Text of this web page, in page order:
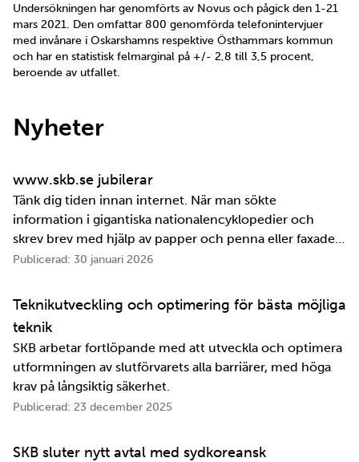
Undersökningen har genomförts av Novus och pågick den 1-21
mars 2021. Den omfattar 800 genomförda telefonintervjuer
med invånare i Oskarshamns respektive Östhammars kommun
och har en statistisk felmarginal på +/- 2,8 till 3,5 procent,
beroende av utfallet.
Nyheter
www.skb.se jubilerar
Tänk dig tiden innan internet. När man sökte
information i gigantiska nationalencyklopedier och
skrev brev med hjälp av papper och penna eller faxade
om ett meddelande skulle fram snabbt. Det är inte
perspektiv i alla fall. För oss på SKB är det …
Publicerad: 30 januari 2026
Teknikutveckling och optimering för bästa möjliga
teknik
SKB arbetar fortlöpande med att utveckla och optimera
utformningen av slutförvarets alla barriärer, med höga
krav på långsiktig säkerhet.
Publicerad: 23 december 2025
SKB sluter nytt avtal med sydkoreansk